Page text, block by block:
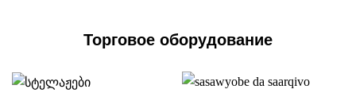
Торговое оборудование